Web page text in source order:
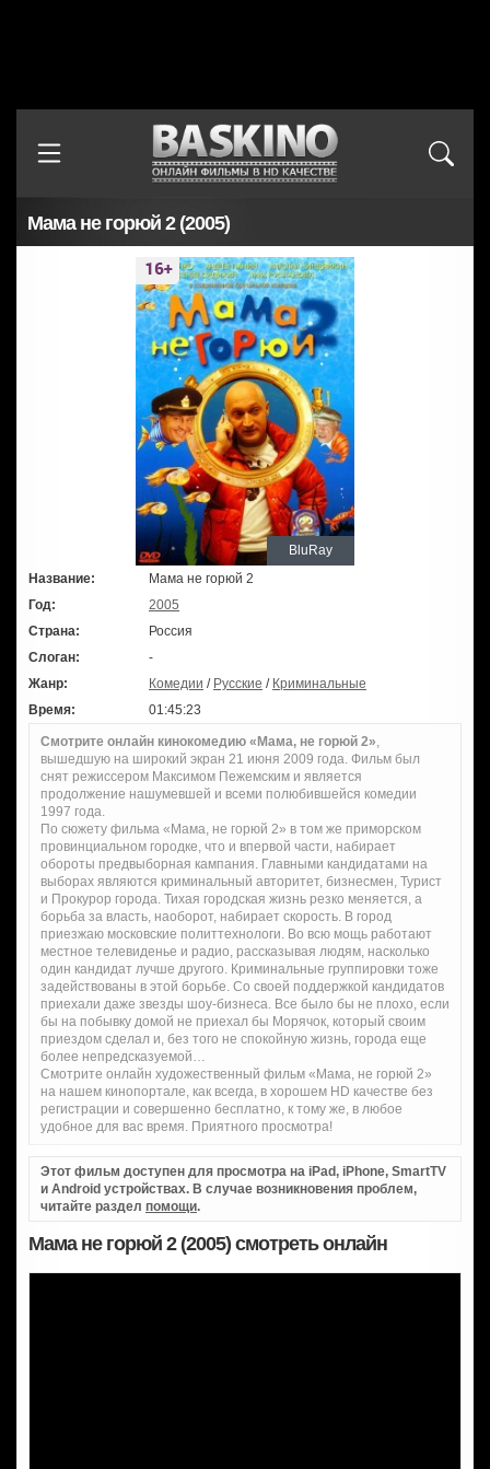
Мама не горюй 2 (2005)
BluRay
Название:
Мама не горюй 2
Год:
2005
Страна:
Россия
Слоган:
-
Жанр:
Комедии / Русские / Криминальные
Время:
01:45:23
Смотрите онлайн кинокомедию «Мама, не горюй 2»,
вышедшую на широкий экран 21 июня 2009 года. Фильм был
снят режиссером Максимом Пежемским и является
продолжение нашумевшей и всеми полюбившейся комедии
1997 года.
По сюжету фильма «Мама, не горюй 2» в том же приморском
провинциальном городке, что и впервой части, набирает
обороты предвыборная кампания. Главными кандидатами на
выборах являются криминальный авторитет, бизнесмен, Турист
и Прокурор города. Тихая городская жизнь резко меняется, а
борьба за власть, наоборот, набирает скорость. В город
приезжаю московские политтехнологи. Во всю мощь работают
местное телевиденье и радио, рассказывая людям, насколько
один кандидат лучше другого. Криминальные группировки тоже
задействованы в этой борьбе. Со своей поддержкой кандидатов
приехали даже звезды шоу-бизнеса. Все было бы не плохо, если
бы на побывку домой не приехал бы Морячок, который своим
приездом сделал и, без того не спокойную жизнь, города еще
более непредсказуемой…
Смотрите онлайн художественный фильм «Мама, не горюй 2»
на нашем кинопортале, как всегда, в хорошем HD качестве без
регистрации и совершенно бесплатно, к тому же, в любое
удобное для вас время. Приятного просмотра!
Этот фильм доступен для просмотра на iPad, iPhone, SmartTV
и Android устройствах. В случае возникновения проблем,
читайте раздел помощи.
Мама не горюй 2 (2005) смотреть онлайн